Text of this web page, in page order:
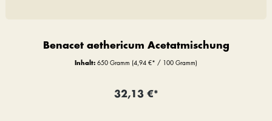
Benacet aethericum Acetatmischung
Inhalt: 650 Gramm (4,94 €* / 100 Gramm)
32,13 €*